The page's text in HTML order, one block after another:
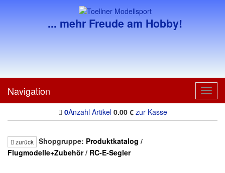
... mehr Freude am Hobby!
Navigation
0Anzahl Artikel 0.00€ zur Kasse
zurück Shopgruppe: Produktkatalog /
Flugmodelle+Zubehör/ RC-E-Segler